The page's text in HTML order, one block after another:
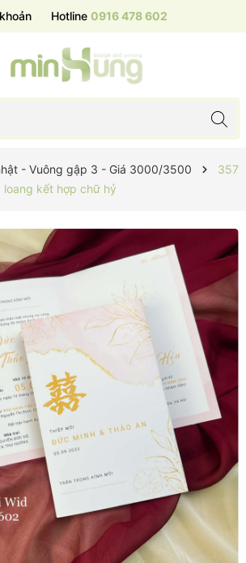
Hotline 0916 478 602
- Vuông gập 3 - Giá 3000/3500
357
loang kết hợp chữ hỷ